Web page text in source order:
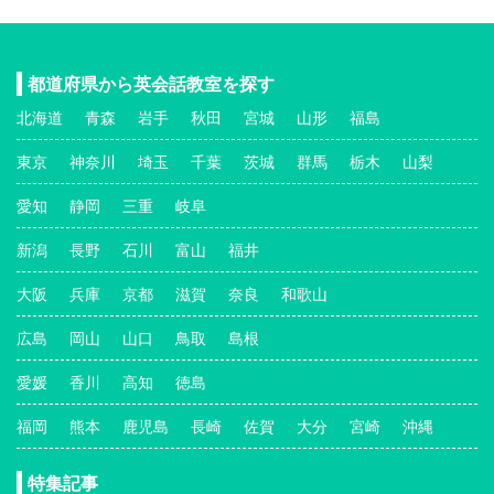
都道府県から英会話教室を探す
北海道 青森 岩手 秋田 宮城 山形 福島
東京 神奈川 埼玉 千葉 茨城 群馬 栃木 山梨
愛知 静岡 三重 岐阜
新潟 長野 石川 富山 福井
大阪 兵庫 京都 滋賀 奈良 和歌山
広島 岡山 山口 鳥取 島根
愛媛 香川 高知 徳島
福岡 熊本 鹿児島 長崎 佐賀 大分 宮崎 沖縄
特集記事